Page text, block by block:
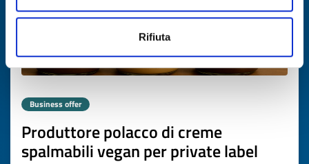
Rifiuta
Business offer
Produttore polacco di creme
spalmabili vegan per private label